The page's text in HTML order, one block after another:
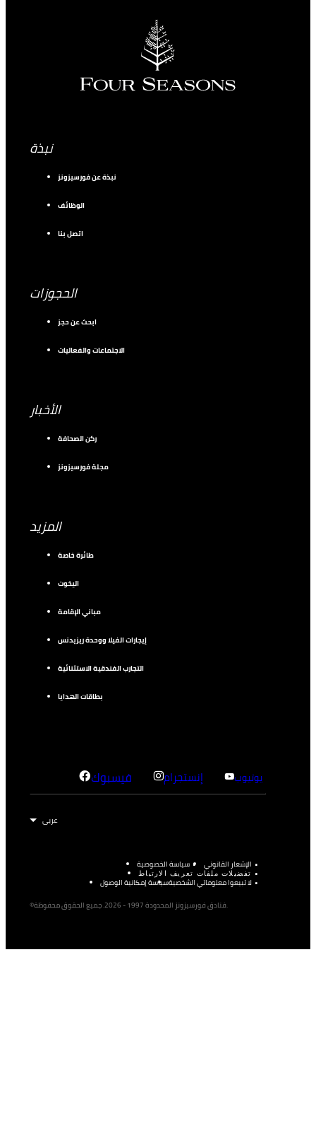
نبذة
نبذة عن فورسيزونز
الوظائف
اتصل بنا
الحجوزات
ابحث عن حجز
الاجتماعات والفعاليات
الأخبار
ركن الصحافة
مجلة فورسيزونز
المزيد
طائرة خاصة
اليخوت
مباني الإقامة
إيجارات الفيلا ووحدة ريزيدنس
التجارب الفندقية الاستثنائية
بطاقات الهدايا
فيسبوك إنستجرام يوتيوب
الإشعار القانوني سياسة الخصوصية
تفضيلات ملفات تعريف الارتباط
لا تبيعوا معلوماتي الشخصيةسياسة إمكانية الوصول
©فنادق فورسيزونز المحدودة 1997 - 2026. جميع الحقوق محفوظة.